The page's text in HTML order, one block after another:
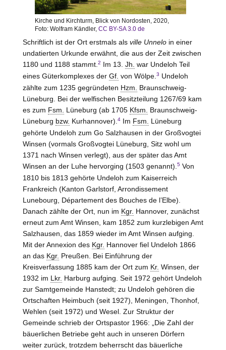
Kirche und Kirchturm, Blick von Nordosten, 2020,
Foto: Wolfram Kändler, CC BY-SA 3.0 de
Schriftlich ist der Ort erstmals als ville Unneloin einer
undatierten Urkunde erwähnt, die aus der Zeit zwischen
1180 und 1188 stammt.2 Im 13. Jh. war Undeloh Teil
eines Güterkomplexes der Gf. von Wölpe.3 Undeloh
zählte zum 1235 gegründeten Hzm. Braunschweig-
Lüneburg. Bei der welfischen Besitzteilung 1267/69 kam
es zum Fsm. Lüneburg (ab 1705 Kfsm. Braunschweig-
Lüneburg bzw. Kurhannover).4Im Fsm. Lüneburg
gehörte Undeloh zum Go Salzhausen in der Großvogtei
Winsen (vormals Großvogtei Lüneburg, Sitz wohl um
1371 nach Winsen verlegt), aus der später das Amt
Winsen an der Luhe hervorging (1503 genannt).5Von
1810 bis 1813 gehörte Undeloh zum Kaiserreich
Frankreich (Kanton Garlstorf, Arrondissement
Lunebourg, Département des Bouches de l’Elbe).
Danach zählte der Ort, nun im Kgr. Hannover, zunächst
erneut zum Amt Winsen, kam 1852 zum kurzlebigen Amt
Salzhausen, das 1859 wieder im Amt Winsen aufging.
Mit der Annexion des Kgr. Hannover fiel Undeloh 1866
an das Kgr. Preußen. Bei Einführung der
Kreisverfassung 1885 kam der Ort zum Kr. Winsen, der
1932 im Lkr. Harburg aufging. Seit 1972 gehört Undeloh
zur Samtgemeinde Hanstedt; zu Undeloh gehören die
Ortschaften Heimbuch (seit 1927), Meningen, Thonhof,
Wehlen (seit 1972) und Wesel. Zur Struktur der
Gemeinde schrieb der Ortspastor 1966: „Die Zahl der
bäuerlichen Betriebe geht auch in unseren Dörfern
weiter zurück, trotzdem beherrscht das bäuerliche